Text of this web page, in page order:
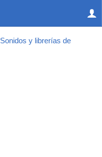
Sonidos y librerías de